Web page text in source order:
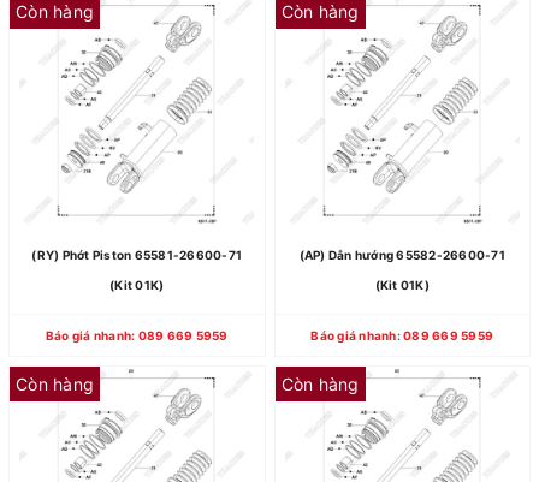
Còn hàng
(RY) Phớt Piston 65581-26600-71
(Kit 01K)
Báo giá nhanh: 089 669 5959
Còn hàng
(AP) Dẫn hướng 65582-26600-71
(Kit 01K)
Báo giá nhanh: 089 669 5959
Còn hàng Còn hàng